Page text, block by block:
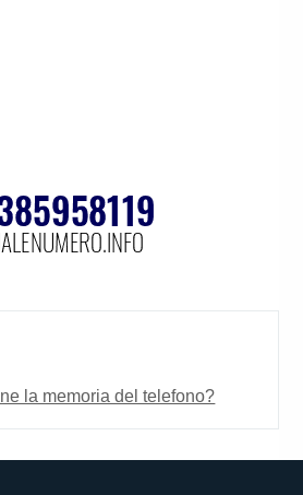
la memoria del telefono?